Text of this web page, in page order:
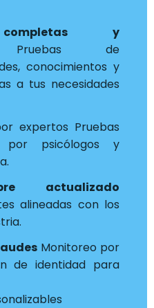
completas y
de
conocimientos y
a tus necesidades
expertos Pruebas
por psicólogos y
actualizado
alineadas con los
Monitoreo por
de identidad para